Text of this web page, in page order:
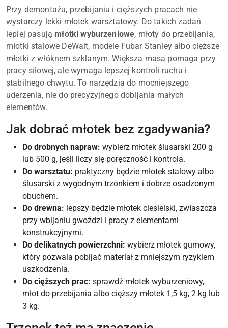
Przy demontażu, przebijaniu i cięższych pracach nie
wystarczy lekki młotek warsztatowy. Do takich zadań
lepiej pasują młotki wyburzeniowe, młoty do przebijania,
młotki stalowe DeWalt, modele Fubar Stanley albo cięższe
młotki z włóknem szklanym. Większa masa pomaga przy
pracy siłowej, ale wymaga lepszej kontroli ruchu i
stabilnego chwytu. To narzędzia do mocniejszego
uderzenia, nie do precyzyjnego dobijania małych
elementów.
Jak dobrać młotek bez zgadywania?
Do drobnych napraw: wybierz młotek ślusarski 200 g
lub 500 g, jeśli liczy się poręczność i kontrola.
Do warsztatu: praktyczny będzie młotek stalowy albo
ślusarski z wygodnym trzonkiem i dobrze osadzonym
obuchem.
Do drewna: lepszy będzie młotek ciesielski, zwłaszcza
przy wbijaniu gwoździ i pracy z elementami
konstrukcyjnymi.
Do delikatnych powierzchni: wybierz młotek gumowy,
który pozwala pobijać materiał z mniejszym ryzykiem
uszkodzenia.
Do cięższych prac: sprawdź młotek wyburzeniowy,
młot do przebijania albo cięższy młotek 1,5 kg, 2 kg lub
3 kg.